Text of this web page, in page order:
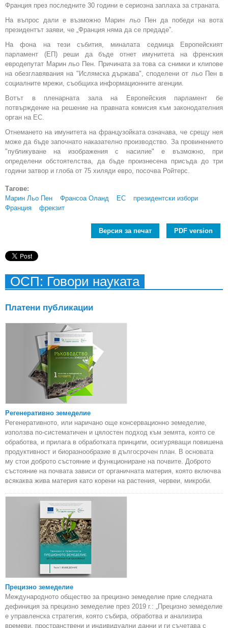
Франция през последните 30 години е сериозна заплаха за страната.
На въпрос дали е възможно Марин льо Пен да победи на вота
президентът заяви, че „Франция няма да се предаде”.
На фона на тези събития, миналата седмица Европейският
парламент (ЕП) реши да бъде отнет имунитета на френския
евродепутат Марин льо Пен. Причината за това са снимки и клипове
на обезглавявания на "Ислямска държава", споделени от льо Пен в
социалните мрежи, съобщиха информационните агенции.
Вотът в пленарната зала на Европейския парламент бе
потвърждение на решение на правната комисия към законодателния
орган на ЕС.
Отнемането на имунитета на французойката означава, че срещу нея
може да бъде започнато наказателно производство. За провинението
"публикуване на изображения с насилие" е възможно, при
определени обстоятелства, да бъде произнесена присъда до три
години затвор и глоба от 75 хиляди евро, посочва Ройтерс.
Тагове:
Марин Льо Пен
Франсоа Оланд ЕС
президентски избори
Франция
фрекзит
Версия за печат PDF version
ОСП: Говори науката
Платени публикации
Регенеративно земеделие
Регенеративното, или наричано още консервационно земеделие,
използва по-систематичен и цялостен подход към земята, която се
обработва, и прилага в обработката принципи, осигуряващи повишена
продуктивност и биоразнообразие в дългосрочен план. В основата
му стои доброто състояние и функциониране на почвите. Доброто
състояние на почвата зависи от органичната материя, която включва
всякаква жива материя като корени на растения, червеи, микроби.
Прецизно земеделие
Международното общество за прецизно земеделие прие следната
дефиниция за прецизно земеделие през 2019 г.: „Прецизно земеделие
е управленска стратегия, която събира, обработва и анализира
времеви, пространствени и индивидуални данни и ги съчетава с